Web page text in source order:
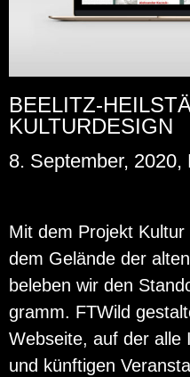
BEELITZ-
KULTURDESIGN
8. September,
Mit dem Pro­jekt
dem Ge­län­de der
be­le­ben wir den
gramm. FT­Wild
Web­sei­te, auf der alle
und künf­ti­gen